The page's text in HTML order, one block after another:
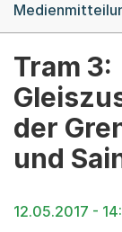
Tram 3:
der
und
12.05.2017 -